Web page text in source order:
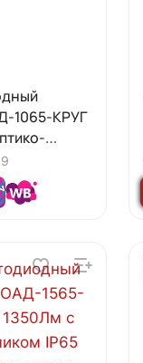
1065-КРУГ
IP65